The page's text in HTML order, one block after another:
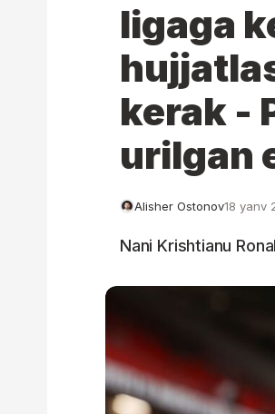
ligaga
kerak -
urilgan
Alisher Ostonov18 yanv
Nani Krishtianu